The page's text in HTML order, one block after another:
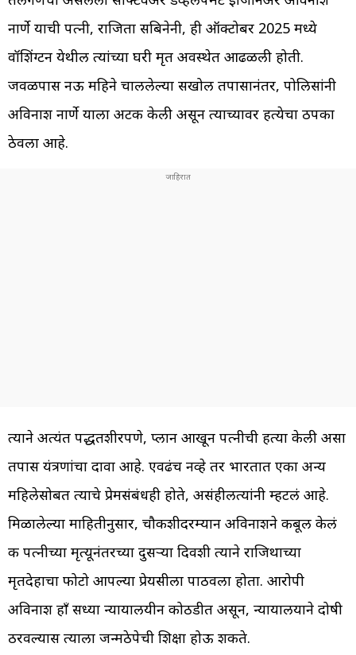
नार्णे याची पत्नी, राजिता सबिनेनी, ही ऑक्टोबर 2025 मध्ये
वॉशिंग्टन येथील त्यांच्या घरी मृत अवस्थेत आढळली होती.
जवळपास नऊ महिने चाललेल्या सखोल तपासानंतर, पोलिसांनी
अविनाश नार्णे याला अटक केली असून त्याच्यावर हत्येचा ठपका
ठेवला आहे.
त्याने अत्यंत पद्धतशीरपणे, प्लान आखून पत्नीची हत्या केली असा
तपास यंत्रणांचा दावा आहे. एवढंच नव्हे तर भारतात एका अन्य
महिलेसोबत त्याचे प्रेमसंबंधही होते, असंहीलत्यांनी म्हटलं आहे.
मिळालेल्या माहितीनुसार, चौकशीदरम्यान अविनाशने कबूल केलं
की पत्नीच्या मृत्यूनंतरच्या दुसऱ्या दिवशी त्याने राजिथाच्या
मृतदेहाचा फोटो आपल्या प्रेयसीला पाठवला होता. आरोपी
अविनाश हाँ सध्या न्यायालयीन कोठडीत असून, न्यायालयाने दोषी
ठरवल्यास त्याला जन्मठेपेची शिक्षा होऊ शकते.